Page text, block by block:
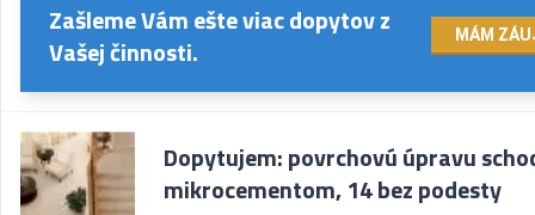
Zašleme Vám ešte viac dopytov z
Vašej činnosti.
MÁM
Dopytujem: povrchovú úpravu
mikrocementom, 14 bez podesty